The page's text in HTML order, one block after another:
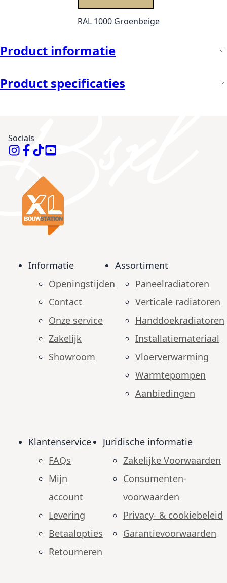
RAL 1000 Groenbeige
Product informatie
Product specificaties
Socials
Informatie
Openingstijden
Contact
Onze service
Zakelijk
Showroom
Assortiment
Paneelradiatoren
Verticale radiatoren
Handdoekradiatoren
Installatiemateriaal
Vloerverwarming
Warmtepompen
Aanbiedingen
Klantenservice
FAQs
Mijn
account
Levering
Betaalopties
Retourneren
Juridische informatie
Zakelijke Voorwaarden
Consumenten­
voorwaarden
Privacy- & cookiebeleid
Garantie­voorwaarden